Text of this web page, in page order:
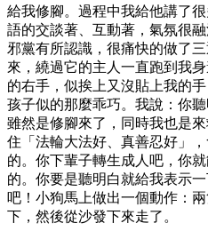
給我修腳。過程中我給他講了
語的交談著、互動著，氣氛很
邪黨有所認識，很痛快的做了
來，繞過它的主人一直跑到我
的右手，似挨上又沒貼上我的
孩子似的那麼乖巧。我說：你
雖然是修腳來了，同時我也是
住「法輪大法好、真善忍好」
的。你下輩子轉生成人吧，你
的。你要是聽明白就給我表示
吧！小狗馬上做出一個動作：
下，然後從沙發下來走了。